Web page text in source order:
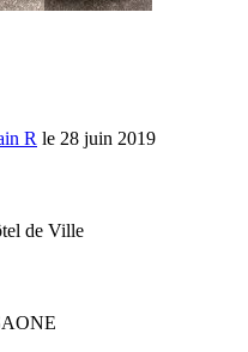
R le 28 juin 2019
de Ville